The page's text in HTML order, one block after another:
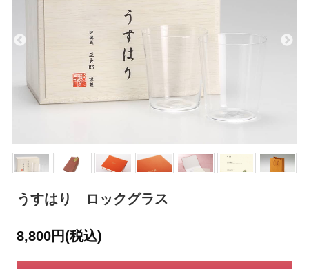
うすはり ロックグラス
8,800円(税込)